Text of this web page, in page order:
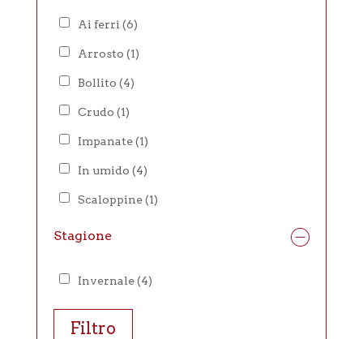
Ai ferri (6)
Arrosto (1)
Bollito (4)
Crudo (1)
Impanate (1)
In umido (4)
Scaloppine (1)
Stagione
Invernale (4)
Filtro